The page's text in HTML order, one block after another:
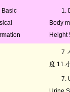
Basic
1.
Body
Height
7 .
度 11.
7.